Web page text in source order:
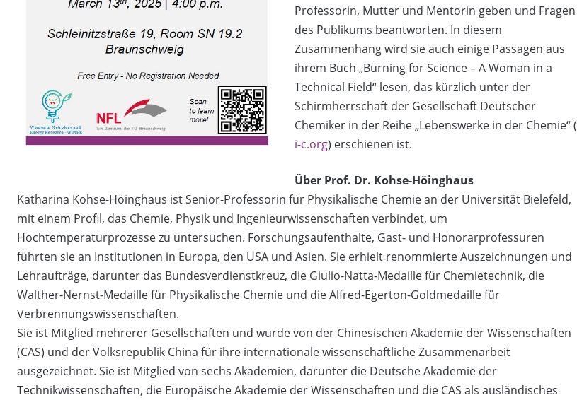
Professorin, Mutter und Mentorin geben und Fragen
des Publikums beantworten. In diesem
Zusammenhang wird sie auch einige Passagen aus
ihrem Buch „Burning for Science – A Woman in a
Technical Field“ lesen, das kürzlich unter der
Schirmherrschaft der Gesellschaft Deutscher
Chemiker in der Reihe „Lebenswerke in der Chemie“ (
i-c.org) erschienen ist.
Über Prof. Dr. Kohse-Höinghaus
Katharina Kohse-Höinghaus ist Senior-Professorin für Physikalische Chemie an der Universität Bielefeld,
mit einem Profil, das Chemie, Physik und Ingenieurwissenschaften verbindet, um
Hochtemperaturprozesse zu untersuchen. Forschungsaufenthalte, Gast- und Honorarprofessuren
führten sie an Institutionen in Europa, den USA und Asien. Sie erhielt renommierte Auszeichnungen und
Lehraufträge, darunter das Bundesverdienstkreuz, die Giulio-Natta-Medaille für Chemietechnik, die
Walther-Nernst-Medaille für Physikalische Chemie und die Alfred-Egerton-Goldmedaille für
Verbrennungswissenschaften.
Sie ist Mitglied mehrerer Gesellschaften und wurde von der Chinesischen Akademie der Wissenschaften
(CAS) und der Volksrepublik China für ihre internationale wissenschaftliche Zusammenarbeit
ausgezeichnet. Sie ist Mitglied von sechs Akademien, darunter die Deutsche Akademie der
Technikwissenschaften, die Europäische Akademie der Wissenschaften und die CAS als ausländisches